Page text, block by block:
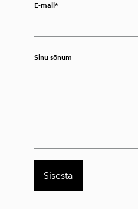
E-mail
Sinu sõnum